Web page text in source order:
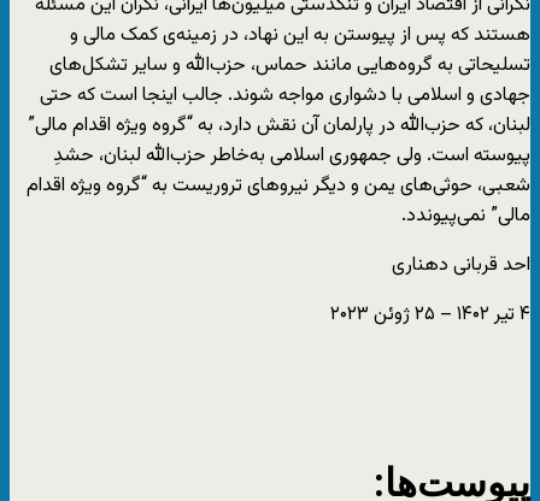
هستند که پس از پیوستن به این نهاد، در زمینه‌ی کمک مالی و
تسلیحاتی به گرو‌ه‌هایی مانند حماس، حزب‌الله و سایر تشکل‌های
جهادی و اسلامی با دشواری مواجه شوند. جالب اینجا است که حتی
لبنان، که حزب‌الله در پارلمان آن نقش دارد، به “گروه ویژه اقدام مالی”
پیوسته است. ولی جمهوری اسلامی به‌خاطر حزب‌الله لبنان، حشدِ
شعبی، حوثی‌های یمن و دیگر نیروهای تروریست به “گروه ویژه اقدام
مالی” نمی‌پیوندد.
احد قربانی دهناری
۴ تیر ۱۴۰۲ – ۲۵ ژوئن ۲۰۲۳
پیوست‌ها: